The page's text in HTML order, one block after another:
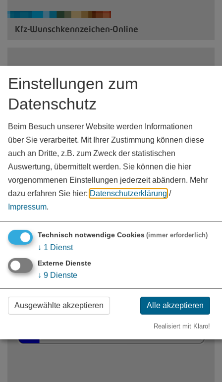
Kfz-Wunschkennzeichen-Online
Online
Einstellungen zum
Datenschutz
Beim Besuch unserer Website werden Informationen
über Sie verarbeitet. Mit Ihrer Zustimmung können diese
auch an Dritte, z.B. zum Zweck der statistischen
Auswertung, übermittelt werden. Sie können die hier
vorgenommenen Einstellungen jederzeit abändern. Mehr
dazu erfahren Sie hier: Datenschutzerklärung /
Impressum.
Technisch notwendige Cookies (immer erforderlich)
↓ 1 Dienst
Externe Dienste
↓ 9 Dienste
Ausgewählte akzeptieren Alle akzeptieren
Realisiert mit Klaro!